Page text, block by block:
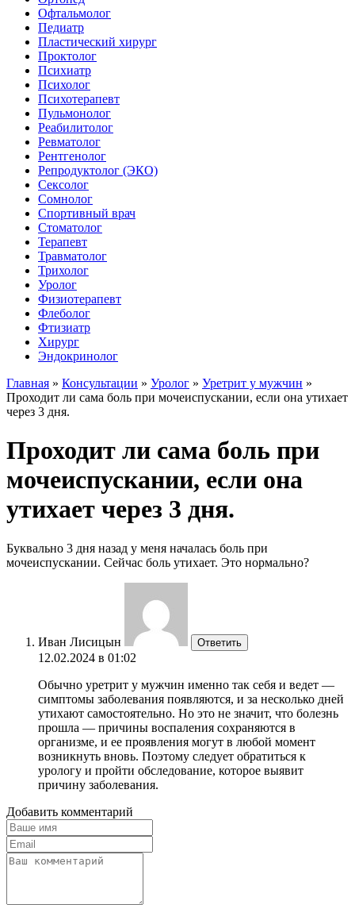
Офтальмолог
Педиатр
Пластический хирург
Проктолог
Психиатр
Психолог
Психотерапевт
Пульмонолог
Реабилитолог
Ревматолог
Рентгенолог
Репродуктолог (ЭКО)
Сексолог
Сомнолог
Спортивный врач
Стоматолог
Терапевт
Травматолог
Трихолог
Уролог
Физиотерапевт
Флеболог
Фтизиатр
Хирург
Эндокринолог
Главная » Консультации » Уролог » Уретрит у мужчин »
Проходит ли сама боль при мочеиспускании, если она утихает
через 3 дня.
Проходит ли сама боль при
мочеиспускании, если она
утихает через 3 дня.
Буквально 3 дня назад у меня началась боль при
мочеиспускании. Сейчас боль утихает. Это нормально?
Иван Лисицын Ответить
12.02.2024 в 01:02
Обычно уретрит у мужчин именно так себя и ведет —
симптомы заболевания появляются, и за несколько дней
утихают самостоятельно. Но это не значит, что болезнь
прошла — причины воспаления сохраняются в
организме, и ее проявления могут в любой момент
возникнуть вновь. Поэтому следует обратиться к
урологу и пройти обследование, которое выявит
причину заболевания.
Добавить комментарий